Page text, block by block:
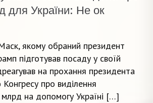
для України: Не ок
якому обраний президент
підготував посаду у своїй
на прохання президента
про виділення
на допомогу Україні […]